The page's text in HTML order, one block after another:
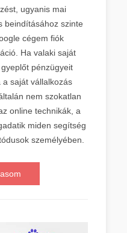
ugyanis mai
beindításához szinte
cégem fiók
Ha valaki saját
pénzügyeit
saját vállalkozás
nem szokatlan
online technikák, a
miden segítség
személyében.